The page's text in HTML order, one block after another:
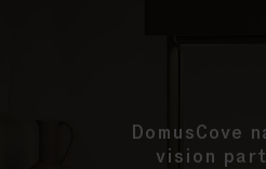
DomusCove
vision